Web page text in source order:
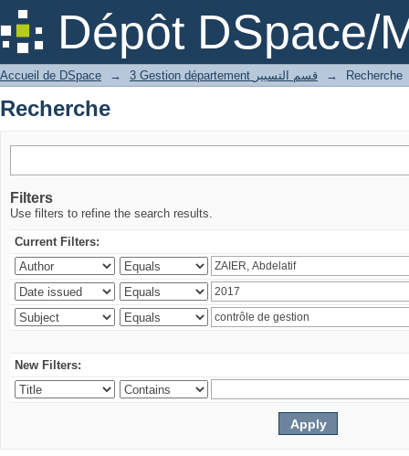
Dépôt DSpace/
Recherche
Accueil de DSpace → 3 Gestion département قسم التسيير → Recherche
Recherche
Filters
Use filters to refine the search results.
Current Filters:
New Filters: